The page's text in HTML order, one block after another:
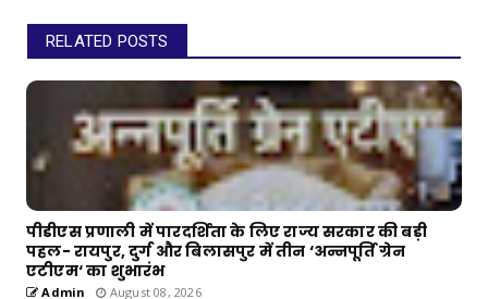
RELATED POSTS
पीडीएस प्रणाली में पारदर्शिता के लिए राज्य सरकार की बड़ी
पहल- रायपुर, दुर्ग और बिलासपुर में तीन ‘अन्नपूर्ति ग्रेन
एटीएम‘ का शुभारंभ
Admin August 08, 2026